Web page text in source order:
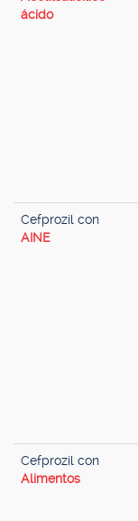
ácido
Cefprozil con
AINE
Cefprozil con
Alimentos